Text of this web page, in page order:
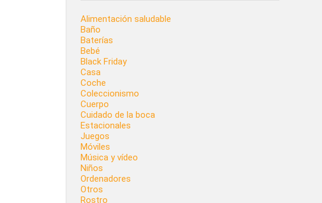
Alimentación saludable
Baño
Baterías
Bebé
Black Friday
Casa
Coche
Coleccionismo
Cuerpo
Cuidado de la boca
Estacionales
Juegos
Móviles
Música y vídeo
Niños
Ordenadores
Otros
Rostro